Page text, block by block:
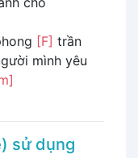
[F] trần
mình yêu
) sử dụng